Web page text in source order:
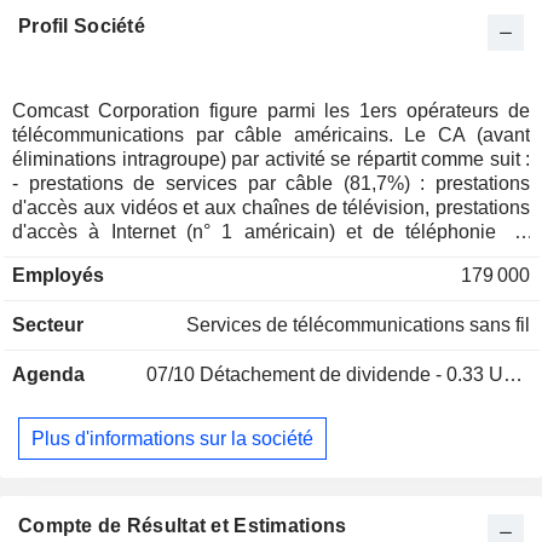
Profil Société
Comcast Corporation figure parmi les 1ers opérateurs de
télécommunications par câble américains. Le CA (avant
éliminations intragroupe) par activité se répartit comme suit :
- prestations de services par câble (81,7%) : prestations
d'accès aux vidéos et aux chaînes de télévision, prestations
d'accès à Internet (n° 1 américain) et de téléphonie ; -
de divertissement, programmes sportifs, etc. ; - exploitation
géographique du CA est la suivante : Etats-Unis (76,9%),
Employés 179 000
Secteur Services de télécommunications sans fil
Agenda 07/10 Détachement de dividende - 0.33 USD
Plus d'informations sur la société
Compte de Résultat et Estimations